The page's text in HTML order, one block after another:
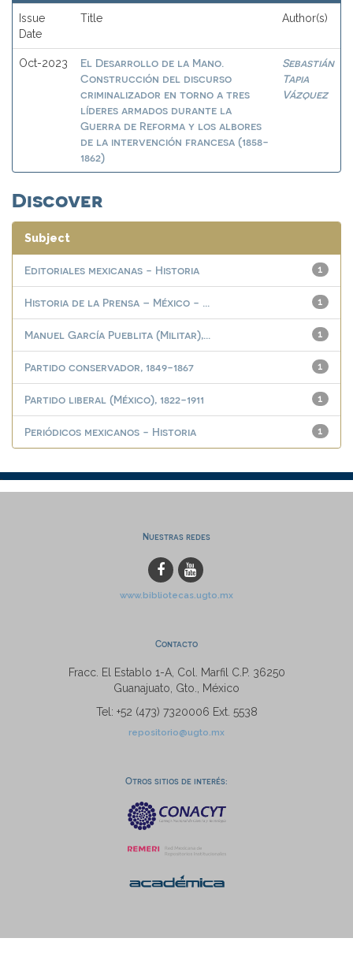
Issue
Date
Title Author(s)
Oct-2023
El Desarrollo de la Mano.
Construcción del discurso
criminalizador en torno a tres
líderes armados durante la
Guerra de Reforma y los albores
de la intervención francesa (1858-
1862)
Sebastián
Tapia
Vázquez
Discover
Subject
1
Editoriales mexicanas - Historia
1
Historia de la Prensa – México - ...
1
Manuel García Pueblita (Militar),...
1
Partido conservador, 1849-1867
1
Partido liberal (México), 1822-1911
1
Periódicos mexicanos - Historia
Nuestras redes
www.bibliotecas.ugto.mx
Contacto
Fracc. El Establo 1-A, Col. Marfil C.P. 36250
Guanajuato, Gto., México
Tel: +52 (473) 7320006 Ext. 5538
repositorio@ugto.mx
Otros sitios de interés: